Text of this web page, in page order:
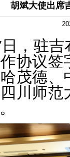
胡斌大使出席
日，驻
协议
茂德
川师